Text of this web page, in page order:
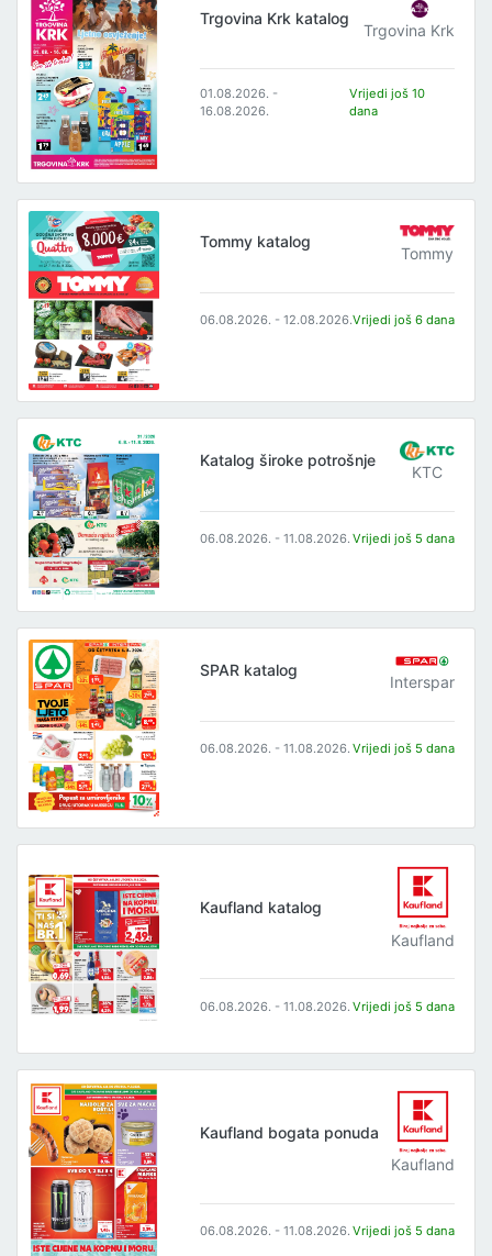
Trgovina Krk katalog
Trgovina Krk
01.08.2026. -
16.08.2026.
Vrijedi još 10
dana
Tommy katalog
Tommy
06.08.2026. - 12.08.2026.Vrijedi još 6 dana
Katalog široke potrošnje
KTC
06.08.2026. - 11.08.2026. Vrijedi još 5 dana
SPAR katalog
Interspar
06.08.2026. - 11.08.2026. Vrijedi još 5 dana
Kaufland katalog
Kaufland
06.08.2026. - 11.08.2026. Vrijedi još 5 dana
Kaufland bogata ponuda
Kaufland
06.08.2026. - 11.08.2026. Vrijedi još 5 dana